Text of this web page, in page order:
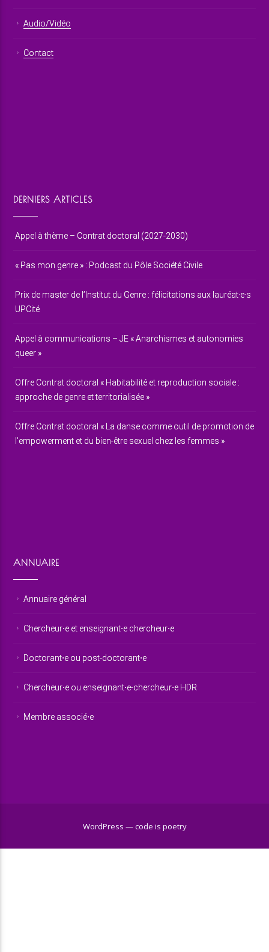
Audio/Vidéo
Contact
DERNIERS ARTICLES
Appel à thème – Contrat doctoral (2027-2030)
« Pas mon genre » : Podcast du Pôle Société Civile
Prix de master de l’Institut du Genre : félicitations aux lauréat·e·s
UPCité
Appel à communications – JE « Anarchismes et autonomies
queer »
Offre Contrat doctoral « Habitabilité et reproduction sociale :
approche de genre et territorialisée »
Offre Contrat doctoral « La danse comme outil de promotion de
l’empowerment et du bien-être sexuel chez les femmes »
ANNUAIRE
Annuaire général
Chercheur⋅e et enseignant⋅e chercheur⋅e
Doctorant⋅e ou post-doctorant⋅e
Chercheur⋅e ou enseignant⋅e-chercheur⋅e HDR
Membre associé⋅e
WordPress — code is poetry